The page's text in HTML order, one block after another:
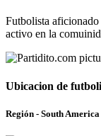
Futbolista
activo en la
Ubicacion de
Región - South America